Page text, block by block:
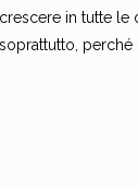
crescere in tutte le
soprattutto, perché